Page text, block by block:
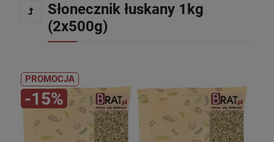
Słonecznik łuskany 1kg
(2x500g)
PROMOCJA
-15%